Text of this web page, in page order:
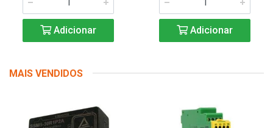
Adicionar Adicionar
MAIS VENDIDOS